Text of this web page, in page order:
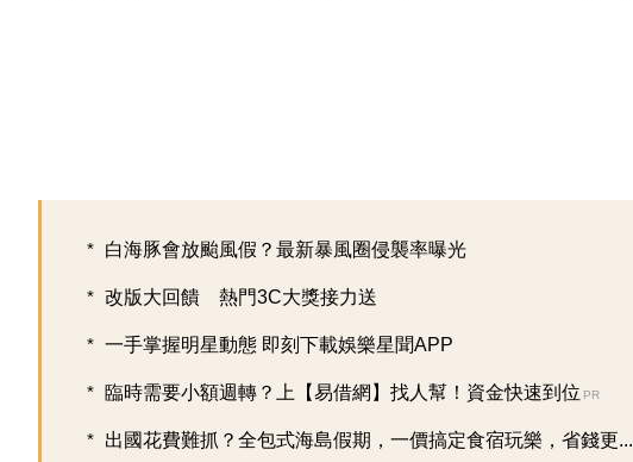
白海豚會放颱風假？最新暴風圈侵襲率曝光
改版大回饋 熱門3C大獎接力送
一手掌握明星動態 即刻下載娛樂星聞APP
臨時需要小額週轉？上【易借網】找人幫！資金快速到位 PR
出國花費難抓？全包式海島假期，一價搞定食宿玩樂，省錢更...